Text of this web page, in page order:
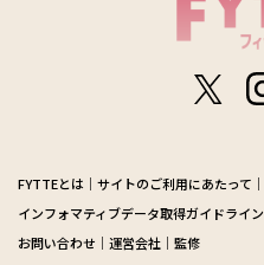
FYTTEとは サイトのご利用にあたって
インフォマティブデータ取得ガイドライン
お問い合わせ
運営会社 監修